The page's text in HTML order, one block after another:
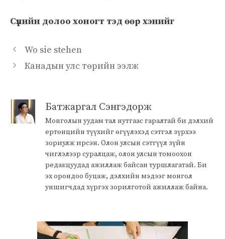
Сүүлийн долоо хоногт тэд өөр хэнийг
Wo sie stehen
Канадын улс төрийн ээлж
Батжаргал Сэнгэдорж
Монголын уудам тал нутгаас гаралтай би дэлхий
ертөнцийн түүхийг өгүүлэхэд сэтгэл зүрхээ
зориулж ирсэн. Олон улсын сэтгүүл зүйн
чиглэлээр суралцаж, олон улсын томоохон
редакцуудад ажиллаж байсан туршлагатай. Би
эх орондоо буцаж, дэлхийн мэдээг монгол
уншигчдад хүргэх зорилготой ажиллаж байна.